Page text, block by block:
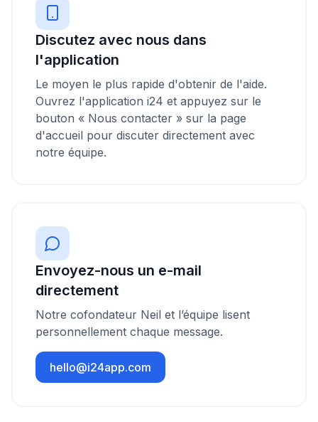
Discutez avec nous dans
l'application
Le moyen le plus rapide d'obtenir de l'aide.
Ouvrez l'application i24 et appuyez sur le
bouton « Nous contacter » sur la page
d'accueil pour discuter directement avec
notre équipe.
Envoyez-nous un e-mail
directement
Notre cofondateur Neil et l’équipe lisent
personnellement chaque message.
hello@i24app.com